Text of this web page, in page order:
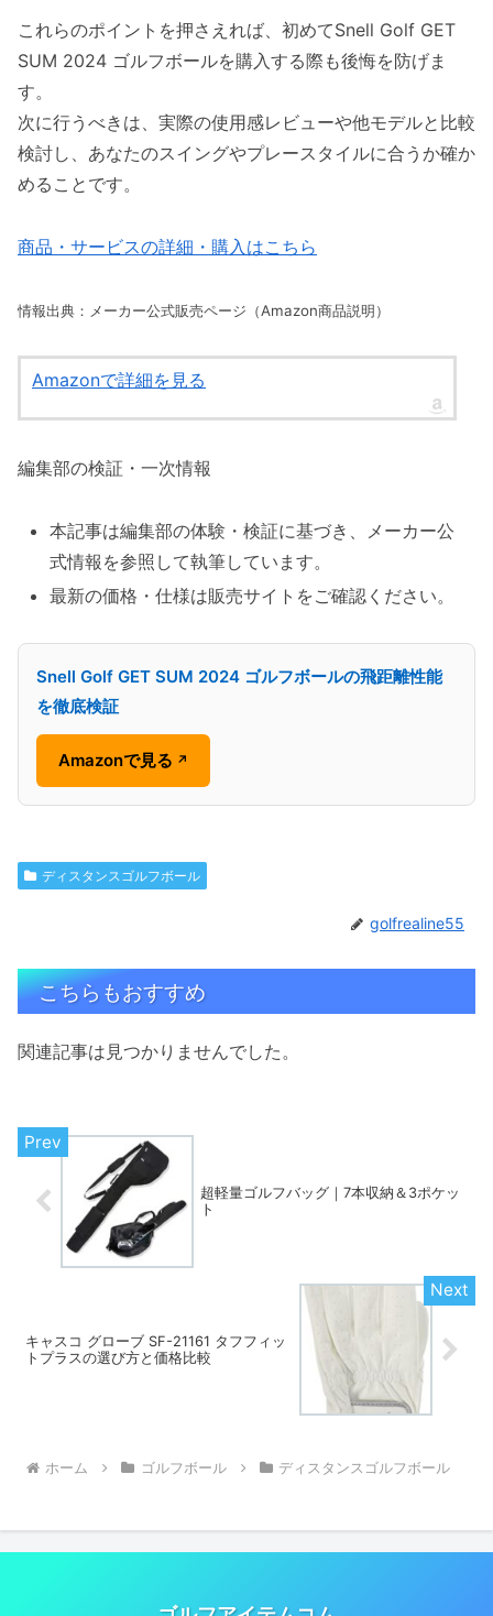
これらのポイントを押さえれば、初めてSnell Golf GET
SUM 2024 ゴルフボールを購入する際も後悔を防げま
す。
次に行うべきは、実際の使用感レビューや他モデルと比較
検討し、あなたのスイングやプレースタイルに合うか確か
めることです。
商品・サービスの詳細・購入はこちら
情報出典：メーカー公式販売ページ（Amazon商品説明）
Amazonで詳細を見る
編集部の検証・一次情報
本記事は編集部の体験・検証に基づき、メーカー公
式情報を参照して執筆しています。
最新の価格・仕様は販売サイトをご確認ください。
Snell Golf GET SUM 2024 ゴルフボールの飛距離性能
を徹底検証
Amazonで見る ↗
ディスタンスゴルフボール
golfrealine55
こちらもおすすめ
関連記事は見つかりませんでした。
超軽量ゴルフバッグ｜7本収納＆3ポケッ
ト
キャスコ グローブ SF-21161 タフフィッ
トプラスの選び方と価格比較
ホーム ゴルフボール ディスタンスゴルフボール